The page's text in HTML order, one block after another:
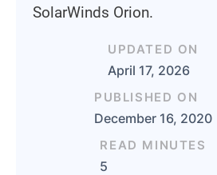
SolarWinds Orion.
UPDATED ON
April 17, 2026
PUBLISHED ON
December 16, 2020
READ MINUTES
5